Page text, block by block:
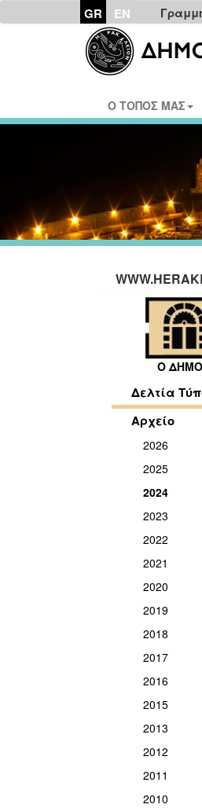
GR EN
Ο ΤΟΠΟΣ ΜΑΣ
Ο
Δελτία
Αρχείο
2026
2025
2024
2023
2022
2021
2020
2019
2018
2017
2016
2015
2013
2012
2011
2010